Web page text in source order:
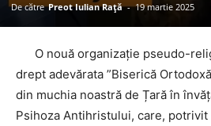
De către Preot Iulian Raţă - 19 martie 2025
O nouă organizație pseudo-
drept adevărata ”Biserică
din muchia noastră de Țară în
Psihoza Antihristului, care,